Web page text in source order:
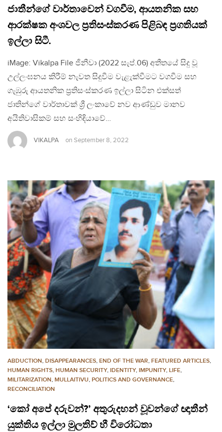
ජාතීන්ගේ වාර්තාවෙන් වගවීම, ආයතනික සහ
ආරක්ෂක අංශවල ප්‍රතිසංස්කරණ පිළිබඳ ප්‍රගතියක්
ඉල්ලා සිටී.
iMage: Vikalpa File ජිනීවා (2022 සැප්.06) අතීතයේ සිදු වූ
උල්ලංඝනය කිරීම් නැවත සිදුවීම වැළැක්වීමට වගවීම සහ
ගැඹුරු ආයතනික ප්‍රතිසංස්කරණ ඉල්ලා සිටින එක්සත්
ජාතින්ගේ වාර්තාවක් ශ්‍රී ලංකාවේ නව ආණ්ඩුව මානව
අයිතිවාසිකම් සහ සංහිඳියාවේ…
VIKALPA on September 8, 2022
ABDUCTION, DISAPPEARANCES, END OF THE WAR, FEATURED ARTICLES,
HUMAN RIGHTS, HUMAN SECURITY, IDENTITY, IMPUNITY, LIFE,
MILITARIZATION, MULLAITIVU, POLITICS AND GOVERNANCE,
RECONCILIATION
‘කෝ අපේ දරුවන්?’ අතුරුදහන් වූවන්ගේ ඥාතීන්
යුක්තිය ඉල්ලා මුලතිව් හී විරෝධතා